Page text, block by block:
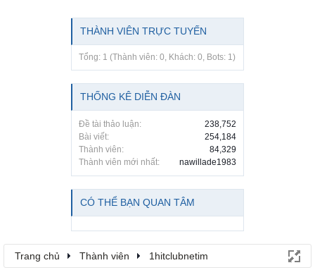
THÀNH VIÊN TRỰC TUYẾN
Tổng: 1 (Thành viên: 0, Khách: 0, Bots: 1)
THỐNG KÊ DIỄN ĐÀN
Đề tài thảo luận:
238,752
Bài viết:
254,184
Thành viên:
84,329
Thành viên mới nhất:
nawillade1983
CÓ THỂ BẠN QUAN TÂM
Trang chủ Thành viên 1hitclubnetim